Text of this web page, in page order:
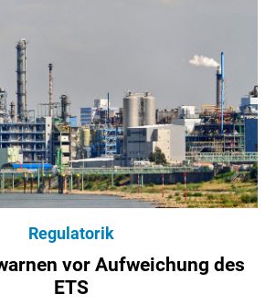
Regulatorik
vor Aufweichung des
ETS